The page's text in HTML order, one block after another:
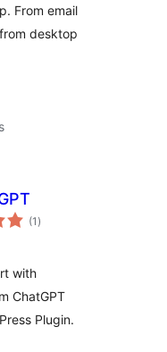
From email
desktop
(1 totaal
waarderingen
)
with
ChatGPT
Plugin.